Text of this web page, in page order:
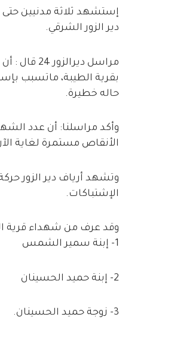
إستشهد ثلاثة مدنيين
دير الزور الشرقي.
مراسل
حاله خطيرة.
وأكد مراسلنا: أن عدد
الأنقاص مستمرة لغاية
وتشهد أرياف دير الزور
الإشتباكات.
وقد عرف من شهداء قرية
1- إبنة سمير الشمس
2- إبنة حميد الحسينان
3- زوجة حميد الحسينان.